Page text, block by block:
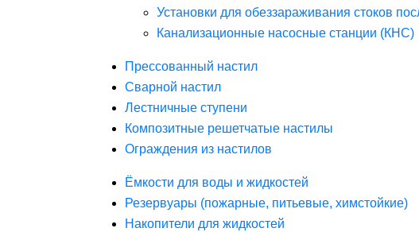
Установки для обеззараживания стоков
Канализационные насосные станции (КНС)
Прессованный настил
Сварной настил
Лестничные ступени
Композитные решетчатые настилы
Ограждения из настилов
Ёмкости для воды и жидкостей
Резервуары (пожарные, питьевые, химстойкие)
Накопители для жидкостей